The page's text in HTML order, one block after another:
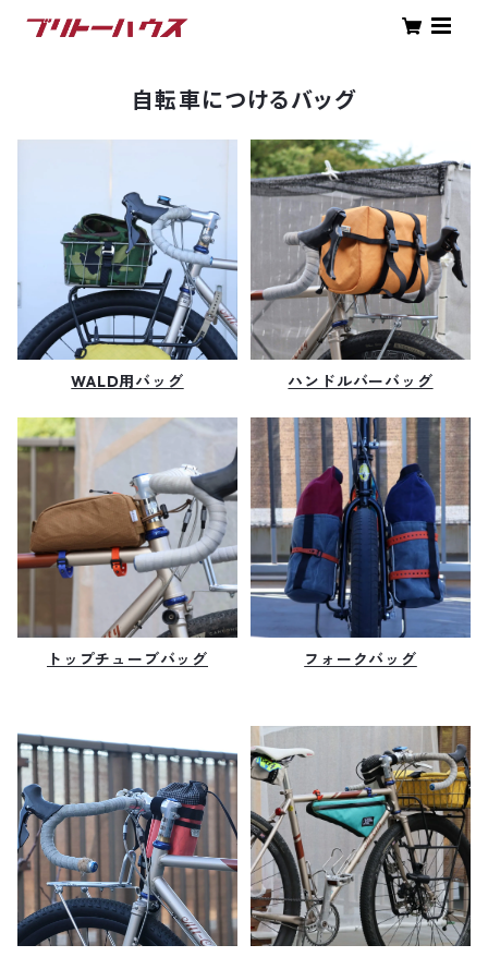
自転車につけるバッグ
WALD用バッグ ハンドルバーバッグ
トップチューブバッグ フォークバッグ